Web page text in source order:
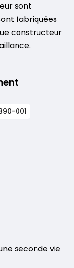
sont
fabriquées
constructeur
001
seconde vie